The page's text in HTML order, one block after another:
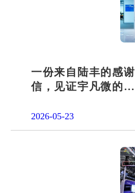
一份来自陆丰的感谢
信，见证宇凡微的社
2026-05-23